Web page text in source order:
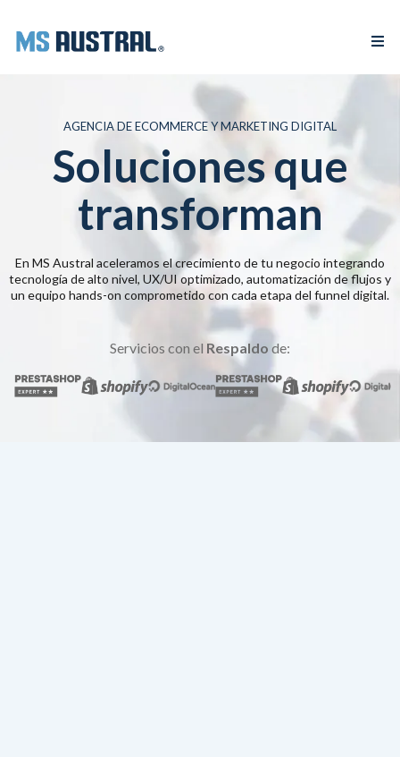
AGENCIA DE ECOMMERCE Y MARKETING DIGITAL
Soluciones que
transforman
En MS Austral aceleramos el crecimiento de tu negocio integrando
tecnología de alto nivel, UX/UI optimizado, automatización de flujos y
un equipo hands-on comprometido con cada etapa del funnel digital.
Servicios con el Respaldo de: